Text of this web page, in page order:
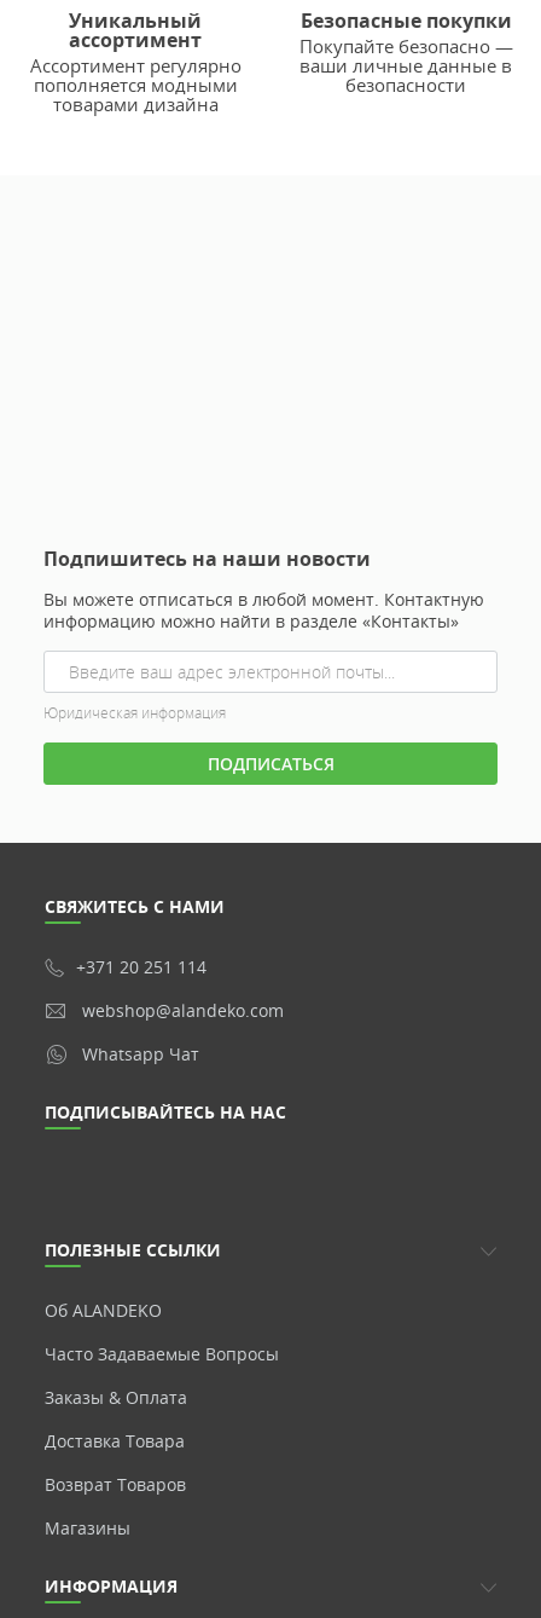
Уникальный
ассортимент
Ассортимент регулярно
пополняется модными
товарами дизайна
Безопасные покупки
Покупайте безопасно —
ваши личные данные в
безопасности
Подпишитесь на наши новости
Вы можете отписаться в любой момент. Контактную
информацию можно найти в разделе «Контакты»
Юридическая информация
СВЯЖИТЕСЬ С НАМИ
+371 20 251 114
webshop@alandeko.com
Whatsapp Чат
ПОЛЕЗНЫЕ ССЫЛКИ
Об ALANDEKO
Часто Задаваемые Вопросы
Заказы & Оплата
Доставка Товара
Возврат Товаров
Магазины
ПОДПИСЫВАЙТЕСЬ НА НАС
ИНФОРМАЦИЯ